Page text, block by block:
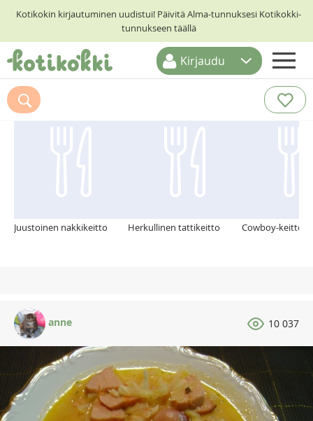
Kotikokin kirjautuminen uudistui! Päivitä Alma-tunnuksesi Kotikokki-
tunnukseen täällä
ETUSIVU
RESEPTIHAKU
Kirjaudu
Suosittelemme myös
Juustoinen nakkikeitto Herkullinen tattikeitto Cowboy-keitto
anne 10 037